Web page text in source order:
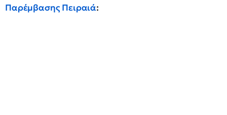
Παρέμβασης Πειραιά: